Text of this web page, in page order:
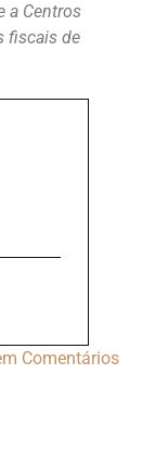
a Centros
fiscais de
Comentários